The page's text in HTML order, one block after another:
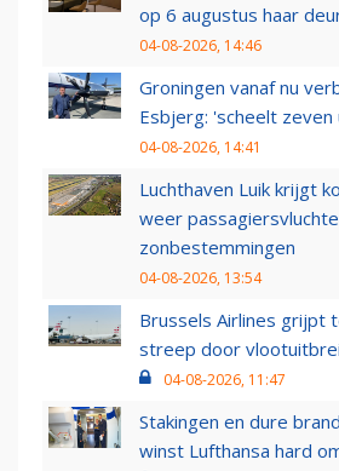
op 6 augustus haar
04-08-2026, 14:46
Groningen vanaf nu
Esbjerg: 'scheelt zeven
04-08-2026, 14:41
Luchthaven Luik krijgt
weer
zonbestemmingen
04-08-2026, 13:54
Brussels Airlines grijpt
streep door
04-08-2026, 11:47
Stakingen en dure
winst Lufthansa hard